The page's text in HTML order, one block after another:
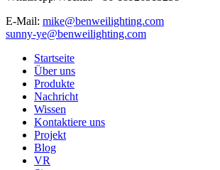
E-Mail: mike@benweilighting.com
sunny-ye@benweilighting.com
Startseite
Über uns
Produkte
Nachricht
Wissen
Kontaktiere uns
Projekt
Blog
VR